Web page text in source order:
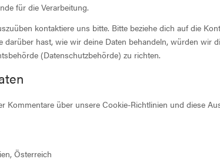
für die Verarbeitung.
kontaktiere uns bitte. Bitte beziehe dich auf die
darüber hast, wie wir deine Daten behandeln, würden wir
(Datenschutzbehörde) zu richten.
Kommentare über unsere Cookie-Richtlinien und diese
Österreich